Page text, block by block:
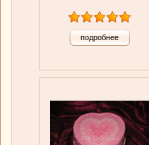
подробнее